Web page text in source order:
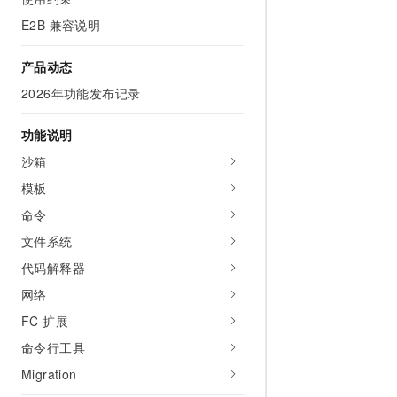
E2B 兼容说明
产品动态
2026年功能发布记录
功能说明
沙箱
模板
命令
文件系统
代码解释器
网络
FC 扩展
命令行工具
Migration